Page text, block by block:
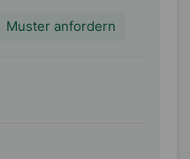
mit TAFIGEL PUR
erhöht, ohne
zu erzeugen,
Die aus dem
einer
Muster anfordern